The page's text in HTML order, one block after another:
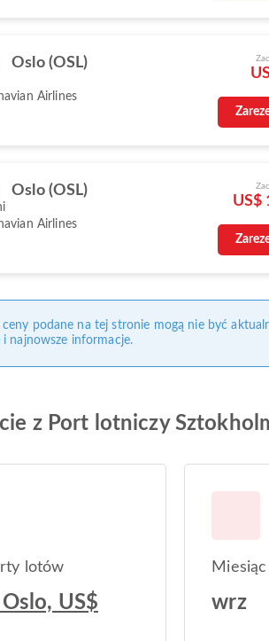
Oslo (OSL)
Airlines
Oslo (OSL)
Airlines
US$
ceny podane na tej stronie mogą nie być
i najnowsze informacje.
z Port lotniczy
lotów
US$
wrz